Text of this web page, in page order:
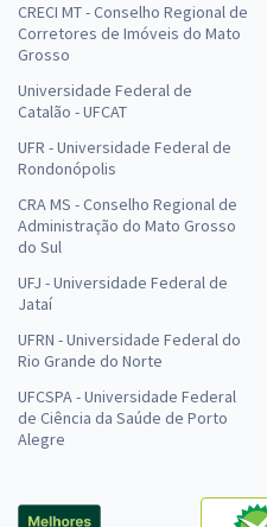
CRECI MT - Conselho Regional de
Corretores de Imóveis do Mato
Grosso
Universidade Federal de
Catalão - UFCAT
UFR - Universidade Federal de
Rondonópolis
CRA MS - Conselho Regional de
Administração do Mato Grosso
do Sul
UFJ - Universidade Federal de
Jataí
UFRN - Universidade Federal do
Rio Grande do Norte
UFCSPA - Universidade Federal
de Ciência da Saúde de Porto
Alegre